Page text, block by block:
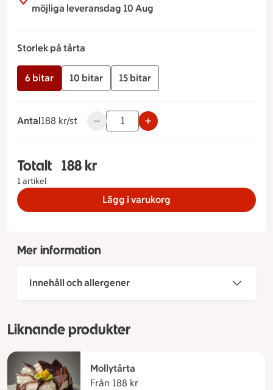
möjliga leveransdag 10 Aug
Storlek på tårta
6 bitar 10 bitar 15 bitar
Antal
188 kronor styck
188 kr/st Använd knapparna för att minska eller
Totalt
1 artikel
Totalt 1 stycken Koladröm Storlek på tårta 6
188 kr
Lägg i varukorg
Mer information
Innehåll och allergener
Liknande produkter
Mollytårta
Från 188 kr